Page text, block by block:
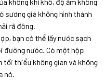
sương giá không hình thành
rã đông.
bạn có thể lấy nước sạch
đường nước. Có một hộp
tối thiểu không gian và không
nó.